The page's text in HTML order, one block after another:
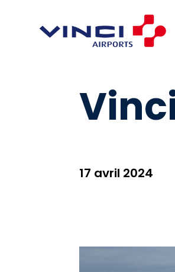
17 avril 2024